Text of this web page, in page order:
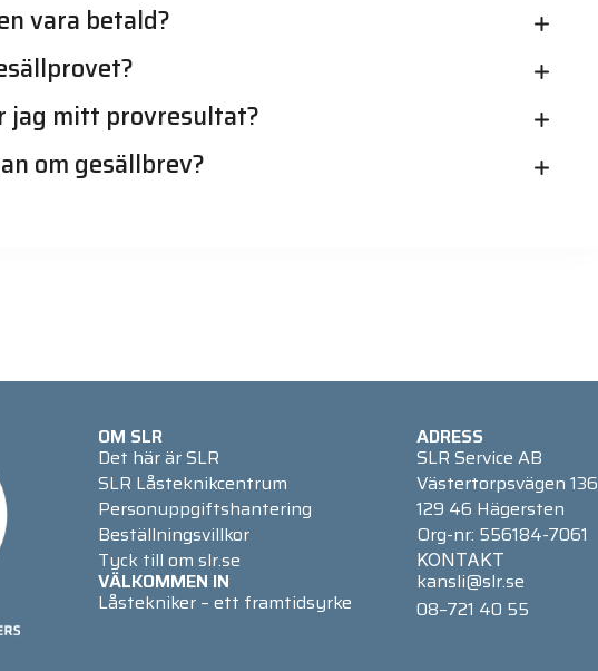
vara betald?
jag mitt provresultat?
om gesällbrev?
OM SLR
Det här är SLR
SLR Låsteknikcentrum
Personuppgiftshantering
Beställningsvillkor
Tyck till om slr.se
VÄLKOMMEN IN
Låstekniker – ett framtidsyrke
ADRESS
SLR Service AB
Västertorpsvägen 136
129 46 Hägersten
Org-nr: 556184-7061
KONTAKT
kansli@slr.se
08–721 40 55